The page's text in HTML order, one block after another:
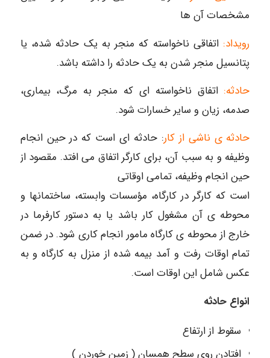
مشخصات آن ها
رویداد: اتفاقی ناخواسته که منجر به یک حادثه شده، یا
پتانسیل منجر شدن به یک حادثه را داشته باشد.
حادثه: اتفاق ناخواسته ای که منجر به مرگ، بیماری،
صدمه، زیان و سایر خسارات شود.
حادثه ی ناشی از کار: حادثه ای است که در حین انجام
وظیفه و به سبب آن، برای کارگر اتفاق می افتد. مقصود از
حین انجام وظیفه، تمامی اوقاتی
است که کارگر در کارگاه، مؤسسات وابسته، ساختمانها و
محوطه ی آن مشغول کار باشد یا به دستور کارفرما در
خارج از محوطه ی کارگاه مامور انجام کاری شود. در ضمن
تمام اوقات رفت و آمد بیمه شده از منزل به کارگاه و به
عکس شامل این اوقات است.
انواع حادثه
سقوط از ارتفاع
افتادن روی سطح همسان ( زمین خوردن )